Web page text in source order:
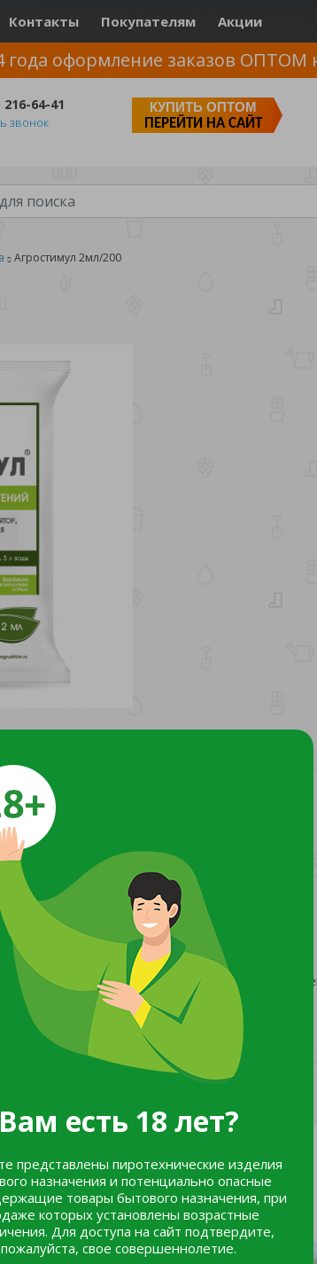
Вам есть 18 лет?
представлены пиротехнические изделия
назначения и потенциально опасные
товары бытового назначения, при
которых установлены возрастные
Для доступа на сайт подтвердите,
пожалуйста, свое совершеннолетие.
Контакты Покупателям Акции
оформление заказов ОПТОМ
216-64-41
звонок
КУПИТЬ ОПТОМ
ПЕРЕЙТИ НА САЙТ
Агростимул 2мл/200
3 года
происхождения
развития корневой системы.
влаги, заморозки, механические
инфекций.
зрелости.
так и при опрыскивании вегетирующих